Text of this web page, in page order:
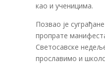
као и ученицима.
Позвао је
пропрате
Светосавске
прославимо и